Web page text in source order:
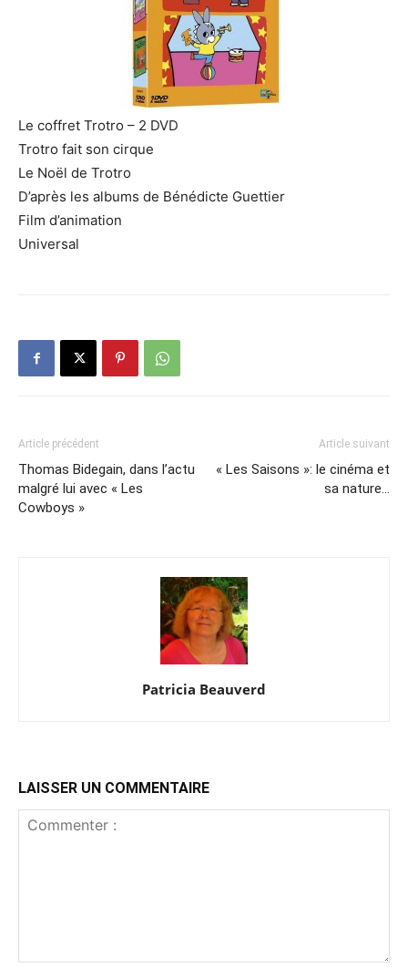
Le coffret Trotro – 2 DVD
Trotro fait son cirque
Le Noël de Trotro
D’après les albums de Bénédicte Guettier
Film d’animation
Universal
Article précédent
Thomas Bidegain, dans l’actu
malgré lui avec « Les
Cowboys »
Article suivant
« Les Saisons »: le cinéma et
sa nature…
Patricia Beauverd
LAISSER UN COMMENTAIRE